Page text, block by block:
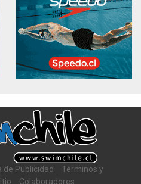
de Publicidad
Términos y
Colaboradores